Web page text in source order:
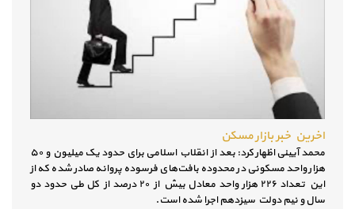
اخرین خبر بازار مسکن
محمد آیینی اظهار کرد: بعد از انقلاب اسلامی برای حدود یک میلیون و ۵۰
هزار واحد مسکونی در محدوده بافت‌های فرسوده پروانه صادر شده که از
این تعداد ۲۲۶ هزار واحد معادل بیش از ۲۰ درصد از کل طی حدود دو
سال و نیم دولت سیزدهم اجرا شده است.